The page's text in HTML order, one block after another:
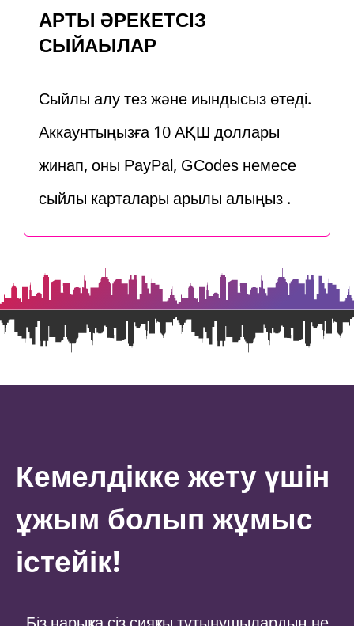
АРТЫҚ ӘРЕКЕТСІЗ
СЫЙАҚЫЛАР
Сыйлық алу тез және қиындықсыз өтеді.
Аккаунтыңызға 10 АҚШ доллары
жинап, оны PayPal, GCodes немесе
сыйлық карталары арқылы алыңыз .
Кемелдікке жету үшін
ұжым болып жұмыс
істейік!